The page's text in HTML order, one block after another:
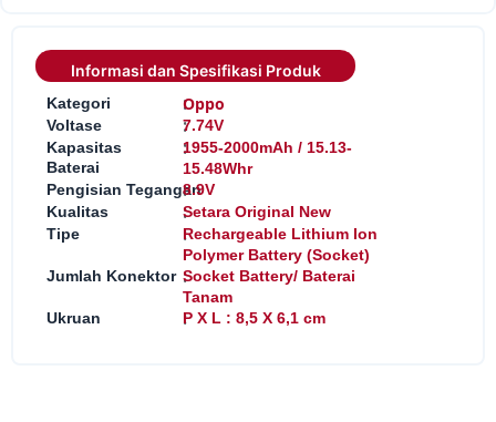
Informasi dan Spesifikasi Produk
Kategori :Oppo
Voltase :7.74V
Kapasitas
Baterai
:1955-2000mAh / 15.13-
15.48Whr
Pengisian Tegangan
:8.9V
Kualitas
:Setara Original New
Tipe
:Rechargeable Lithium Ion
Polymer Battery (Socket)
Jumlah Konektor :Socket Battery/ Baterai
Tanam
Ukruan
:P X L : 8,5 X 6,1 cm